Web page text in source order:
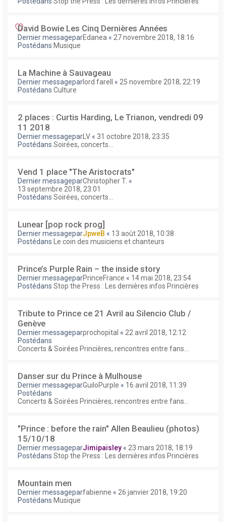
David Bowie Les Cinq Dernières Années
Dernier messageparEdanea « 27 novembre 2018, 18:16
Postédans Musique
La Machine à Sauvageau
Dernier messageparlord farell « 25 novembre 2018, 22:19
Postédans Culture
2 places : Curtis Harding, Le Trianon, vendredi 09
11 2018
Dernier messagepar LV « 31 octobre 2018, 23:35
Postédans Soirées, concerts...
Vend 1 place "The Aristocrats"
Dernier messageparChristopher T. «
13 septembre 2018, 23:01
Postédans Soirées, concerts...
Lunear [pop rock prog]
Dernier messageparJpweB « 13 août 2018, 10:38
Postédans
Le coin des musiciens et chanteurs
Prince’s Purple Rain – the inside story
Dernier messageparPrinceFrance « 14 mai 2018, 23:54
Postédans Stop the Press : Les dernières infos Princières
Tribute to Prince ce 21 Avril au Silencio Club /
Genève
Dernier messageparprochopital « 22 avril 2018, 12:12
Postédans
Concerts & Soirées Princières, rencontres entre fans...
Danser sur du Prince à Mulhouse
Dernier messageparGuiloPurple « 16 avril 2018, 11:39
Postédans
Concerts & Soirées Princières, rencontres entre fans...
"Prince : before the rain" Allen Beaulieu (photos)
15/10/18
Dernier messageparJimipaisley « 23 mars 2018, 18:19
Postédans Stop the Press : Les dernières infos Princières
Mountain men
Dernier messageparfabienne « 26 janvier 2018, 19:20
Postédans Musique